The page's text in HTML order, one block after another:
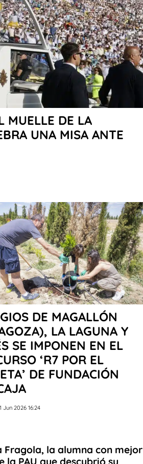
MUELLE DE LA
UNA MISA ANTE
DE MAGALLÓN
LA LAGUNA Y
SE IMPONEN EN EL
‘R7 POR EL
DE FUNDACIÓN
Jun 2026 16:24
Fragola, la alumna con mejor
la PAU que descubrió su